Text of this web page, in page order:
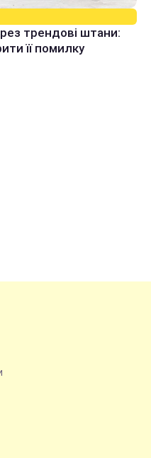
трендові штани:
її помилку